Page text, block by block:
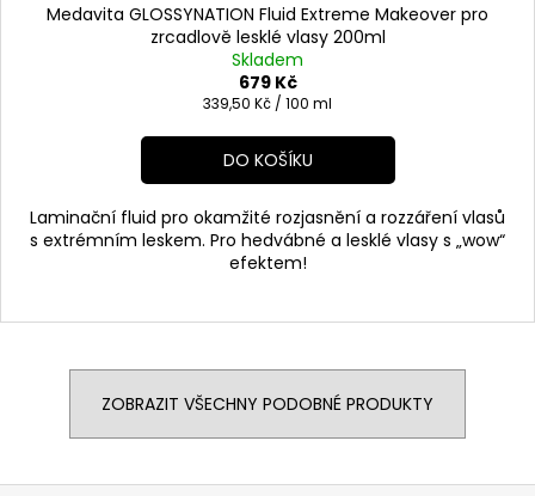
Medavita GLOSSYNATION Fluid Extreme Makeover pro
zrcadlově lesklé vlasy 200ml
Skladem
679 Kč
Měrná
339,50 Kč / 100 ml
DO KOŠÍKU
Laminační fluid pro okamžité rozjasnění a rozzáření vlasů
s extrémním leskem. Pro hedvábné a lesklé vlasy s „wow“
efektem!
ZOBRAZIT VŠECHNY PODOBNÉ PRODUKTY